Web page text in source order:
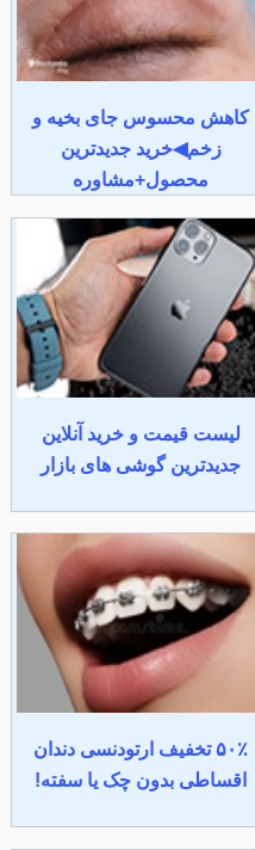
کاهش محسوس جای بخیه و
زخم◀خرید جدیدترین
محصول+مشاوره
لیست قیمت و خرید آنلاین
جدیدترین گوشی های بازار
۵۰٪ تخفیف ارتودنسی دندان
اقساطی بدون چک یا سفته!